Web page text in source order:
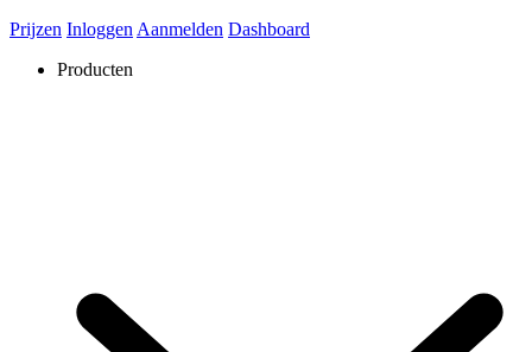
Prijzen Inloggen Aanmelden Dashboard
Producten